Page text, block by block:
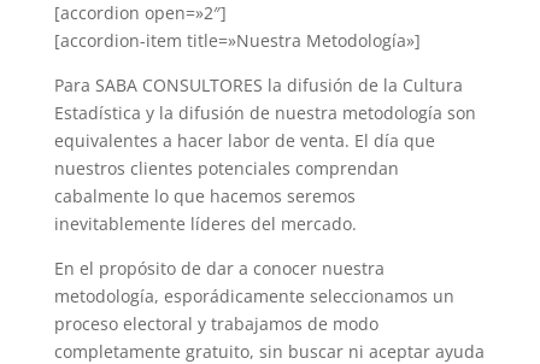
[accordion open=»2″]
[accordion-item title=»Nuestra Metodología»]
Para SABA CONSULTORES la difusión de la Cultura
Estadística y la difusión de nuestra metodología son
equivalentes a hacer labor de venta. El día que
nuestros clientes potenciales comprendan
cabalmente lo que hacemos seremos
inevitablemente líderes del mercado.
En el propósito de dar a conocer nuestra
metodología, esporádicamente seleccionamos un
proceso electoral y trabajamos de modo
completamente gratuito, sin buscar ni aceptar ayuda